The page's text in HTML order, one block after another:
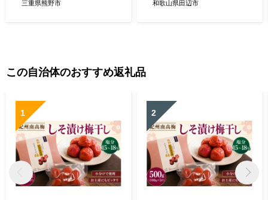
三重県熊野市 和歌山県田辺市
この自治体のおすすめ返礼品
1 2